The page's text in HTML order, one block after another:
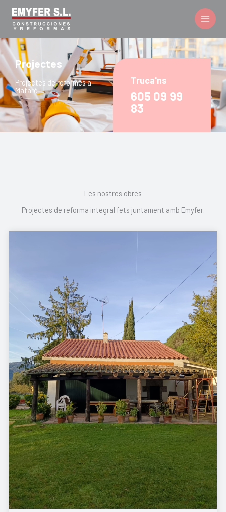
contingut
Projectes
Projectes de reformes a
Mataró
Truca'ns
605 09 99
83
Les nostres obres
Projectes de reforma integral fets juntament amb Emyfer.